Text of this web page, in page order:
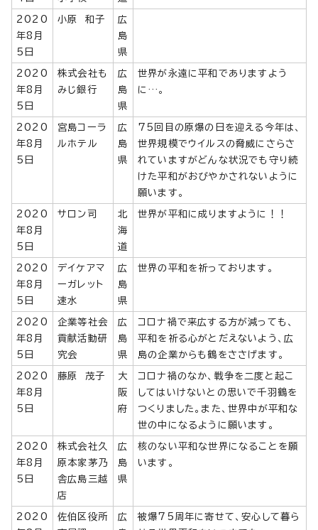
2020
年8月
5日
小原 和子
広
島
県
2020
年8月
5日
株式会社も
みじ銀行
広
島
県
世界が永遠に平和でありますよう
に…。
2020
年8月
5日
宮島コーラ
ルホテル
広
島
県
75回目の原爆の日を迎える今年は、
世界規模でウイルスの脅威にさらさ
れていますがどんな状況でも守り続
けた平和がおびやかされないように
願います。
2020
年8月
5日
サロン司
北
海
道
世界が平和に成りますように！！
2020
年8月
5日
デイケアマ
ーガレット
速水
広
島
県
世界の平和を祈っております。
2020
年8月
5日
企業等社会
貢献活動研
究会
広
島
県
コロナ禍で来広する方が減っても、
平和を祈る心がとだえないよう、広
島の企業からも鶴をささげます。
2020
年8月
5日
藤原 茂子
大
阪
府
コロナ禍のなか、戦争を二度と起こ
してはいけないとの思いで千羽鶴を
つくりました。また、世界中が平和な
世の中になるように願います。
2020
年8月
5日
株式会社久
原本家茅乃
舎広島三越
店
広
島
県
核のない平和な世界になることを願
います。
2020
佐伯区役所
広
被爆75周年に寄せて、安心して暮ら